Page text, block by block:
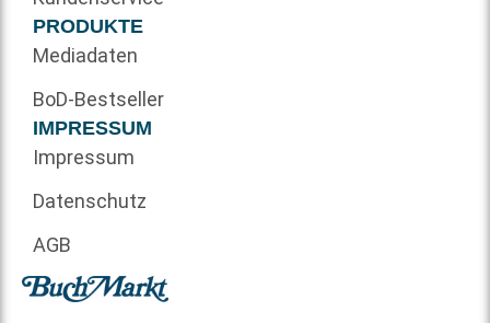
PRODUKTE
Mediadaten
BoD-Bestseller
IMPRESSUM
Impressum
Datenschutz
AGB